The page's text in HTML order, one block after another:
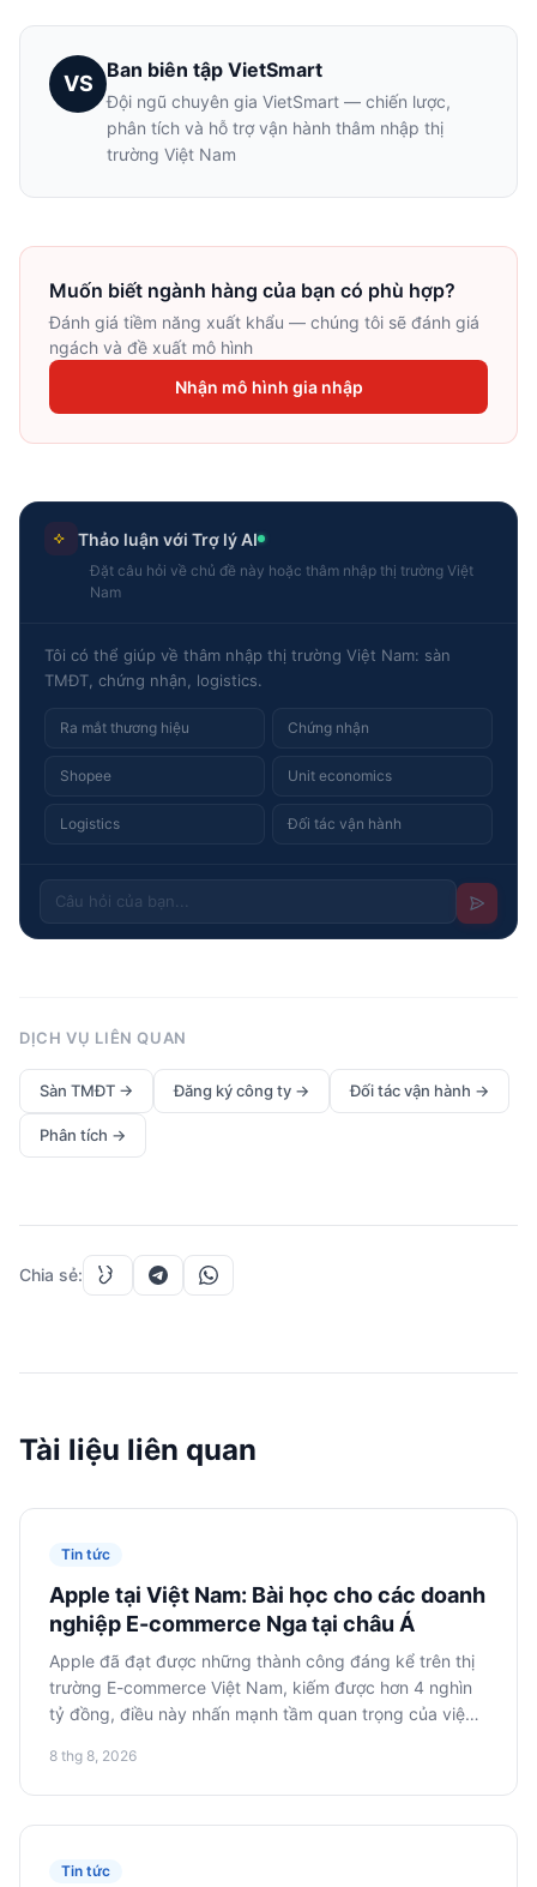
VS
Ban biên tập VietSmart
Đội ngũ chuyên gia VietSmart — chiến lược,
phân tích và hỗ trợ vận hành thâm nhập thị
trường Việt Nam
Muốn biết ngành hàng của bạn có phù hợp?
Đánh giá tiềm năng xuất khẩu — chúng tôi sẽ đánh giá
ngách và đề xuất mô hình
Nhận mô hình gia nhập
Thảo luận với Trợ lý AI
Đặt câu hỏi về chủ đề này hoặc thâm nhập thị trường Việt
Nam
Tôi có thể giúp về thâm nhập thị trường Việt Nam: sàn
TMĐT, chứng nhận, logistics.
Ra mắt thương hiệu Chứng nhận
Shopee Unit economics
Logistics Đối tác vận hành
DỊCH VỤ LIÊN QUAN
Sàn TMĐT → Đăng ký công ty → Đối tác vận hành →
Phân tích →
Chia sẻ:
Tài liệu liên quan
Tin tức
Apple tại Việt Nam: Bài học cho các doanh
nghiệp E-commerce Nga tại châu Á
Apple đã đạt được những thành công đáng kể trên thị
trường E-commerce Việt Nam, kiếm được hơn 4 nghìn
tỷ đồng, điều này nhấn mạnh tầm quan trọng của việc
phương đối với các công ty Nga đang tìm cách mở
rộng sang châu Á.
8 thg 8, 2026
Tin tức